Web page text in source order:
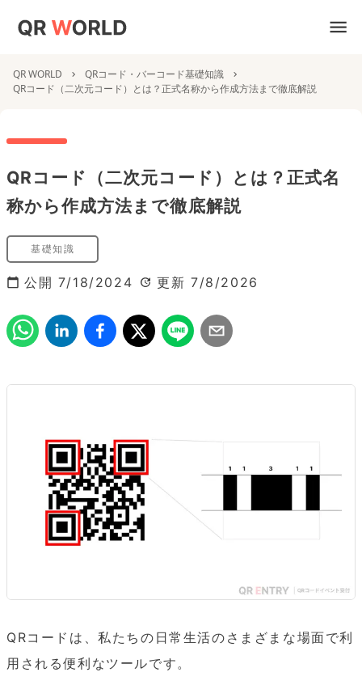
QR WORLD
QRコード・バーコード基礎知識
QRコード（二次元コード）とは？正式名称から作成方法まで徹底解説
QRコード（二次元コード）とは？正式名
称から作成方法まで徹底解説
基礎知識
公開 7/18/2024 更新 7/8/2026
QRコードは、私たちの日常生活のさまざまな場面で利
用される便利なツールです。